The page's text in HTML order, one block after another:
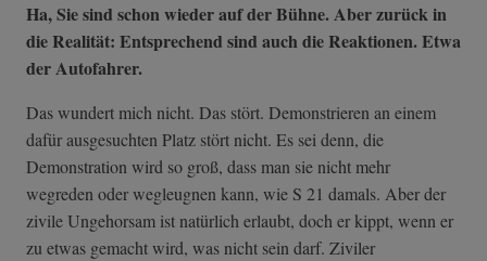
Ha, Sie sind schon wieder auf der Bühne. Aber zurück in
die Realität: Entsprechend sind auch die Reaktionen. Etwa
der Autofahrer.
Das wundert mich nicht. Das stört. Demonstrieren an einem
dafür ausgesuchten Platz stört nicht. Es sei denn, die
Demonstration wird so groß, dass man sie nicht mehr
wegreden oder wegleugnen kann, wie S 21 damals. Aber der
zivile Ungehorsam ist natürlich erlaubt, doch er kippt, wenn er
zu etwas gemacht wird, was nicht sein darf. Ziviler